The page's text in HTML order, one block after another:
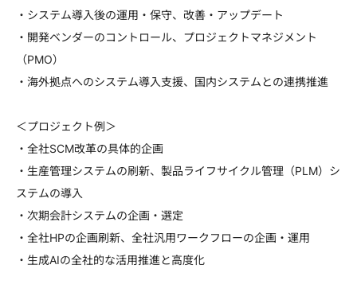
・システム導入後の運用・保守、改善・アップデート
・開発ベンダーのコントロール、プロジェクトマネジメント
（PMO）
・海外拠点へのシステム導入支援、国内システムとの連携推進
＜プロジェクト例＞
・全社SCM改革の具体的企画
・生産管理システムの刷新、製品ライフサイクル管理（PLM）シ
ステムの導入
・次期会計システムの企画・選定
・全社HPの企画刷新、全社汎用ワークフローの企画・運用
・生成AIの全社的な活用推進と高度化